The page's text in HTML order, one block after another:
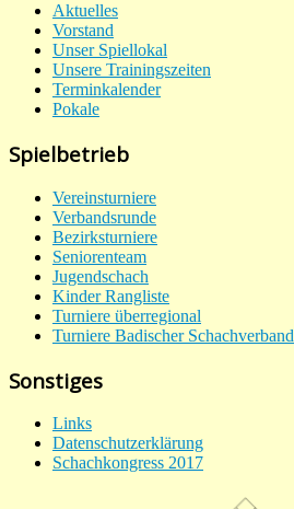
Aktuelles
Vorstand
Unser Spiellokal
Unsere Trainingszeiten
Terminkalender
Pokale
Spielbetrieb
Vereinsturniere
Verbandsrunde
Bezirksturniere
Seniorenteam
Jugendschach
Kinder Rangliste
Turniere überregional
Turniere Badischer Schachverband
Sonstiges
Links
Datenschutzerklärung
Schachkongress 2017